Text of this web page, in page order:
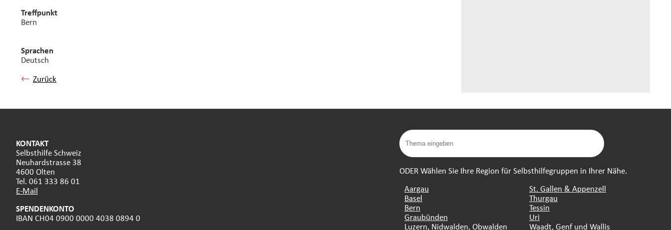
Treffpunkt
Bern
Sprachen
Deutsch
Zurück
KONTAKT
Selbsthilfe Schweiz
Neuhardstrasse 38
4600 Olten
Tel. 061 333 86 01
E-Mail
SPENDENKONTO
IBAN CH04 0900 0000 4038 0894 0
ODER Wählen Sie Ihre Region für Selbsthilfegruppen in Ihrer Nähe.
Aargau
Basel
Bern
Graubünden
Luzern, Nidwalden, Obwalden
St. Gallen & Appenzell
Thurgau
Tessin
Uri
Waadt, Genf und Wallis